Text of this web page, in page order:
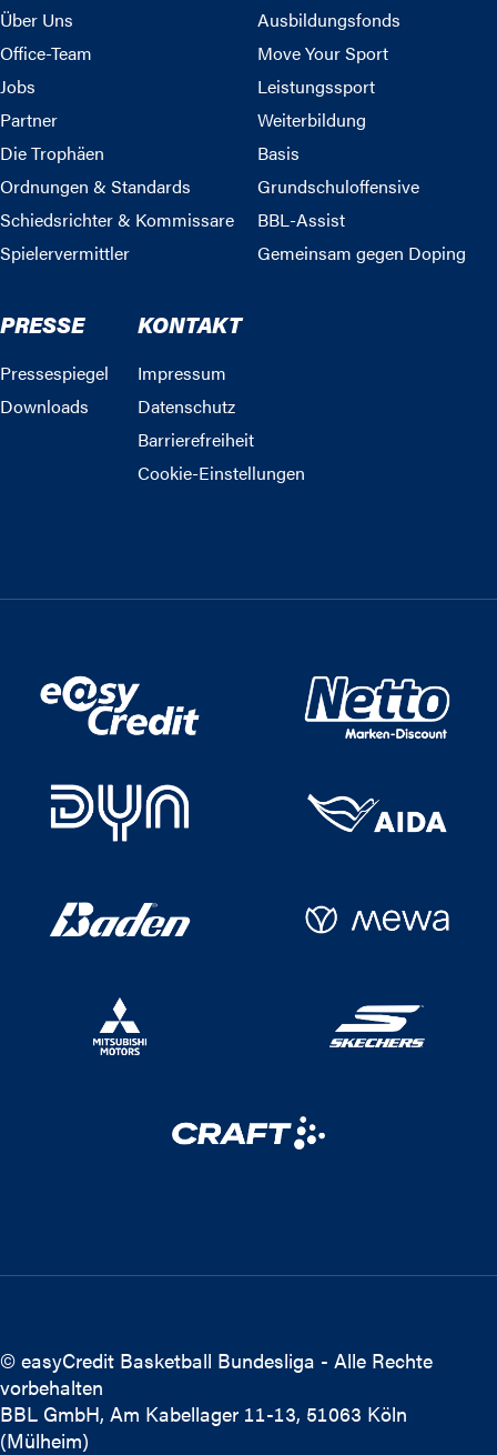
Über Uns
Office-Team
Jobs
Partner
Die Trophäen
Ordnungen & Standards
Schiedsrichter & Kommissare
Spielervermittler
Ausbildungsfonds
Move Your Sport
Leistungssport
Weiterbildung
Basis
Grundschuloffensive
BBL-Assist
Gemeinsam gegen Doping
PRESSE
Pressespiegel
Downloads
KONTAKT
Impressum
Datenschutz
Barrierefreiheit
Cookie-Einstellungen
© easyCredit Basketball Bundesliga - Alle Rechte
vorbehalten
BBL GmbH, Am Kabellager 11-13, 51063 Köln
(Mülheim)